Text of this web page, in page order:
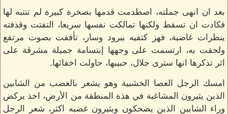
بعد ان انهى جملته، اصطدمت قدمها بصخرة كبيرة لم تنتبه لها
فكادت ان تسقط ولكنها تمالكت نفسها سريعا، التفتت وقذفته
ينظرات غاضبة، فهز كتفيه ببرود وسار، تأففت بصوت مرتفع
ولحقت به، ارتسمت على وجهها إبتسامة جميلة مشرقة على
اثر تذكرها انها سترى جلال، حبيبها، حاولت اخفائها.
امسك الرجل العصا الخشبية وهو يشعر بالغضب من الشابين
الذين يثيرون المشاغبة في هذة المنطقة من الأرض، اخذ يركض
وراء الشابين الذين يضحكون ويثيرون غضبه اكثر، شعر الرجل